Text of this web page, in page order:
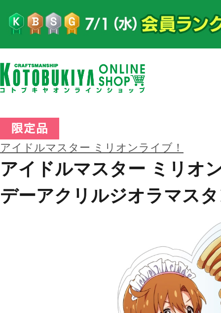
アイドルマスター ミリオンライブ！
アイドルマスター ミリオ
デーアクリルジオラマス